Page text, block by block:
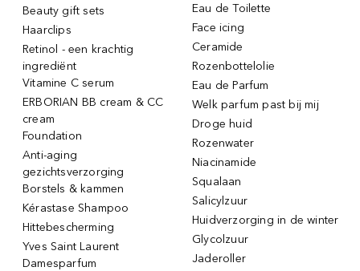
Beauty gift sets
Haarclips
Retinol - een krachtig
ingrediënt
Vitamine C serum
ERBORIAN BB cream & CC
cream
Foundation
Anti-aging
gezichtsverzorging
Borstels & kammen
Kérastase Shampoo
Hittebescherming
Yves Saint Laurent
Damesparfum
Eau de Toilette
Face icing
Ceramide
Rozenbottelolie
Eau de Parfum
Welk parfum past bij mij
Droge huid
Rozenwater
Niacinamide
Squalaan
Salicylzuur
Huidverzorging in de winter
Glycolzuur
Jaderoller